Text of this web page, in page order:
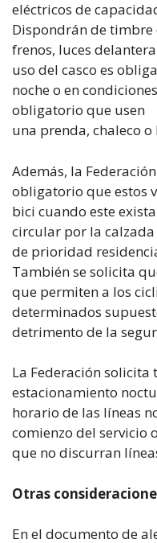
eléctricos de
Dispondrán de timbre
frenos, luces
uso del casco es
noche o en
obligatorio que usen
una prenda, chaleco
Además, la
obligatorio que estos
bici cuando este
circular por la calzada
de prioridad
También se solicita
que permiten a los
determinados
detrimento de la
La Federación
estacionamiento
horario de las líneas
comienzo del servicio
que no discurran
Otras
En el documento de